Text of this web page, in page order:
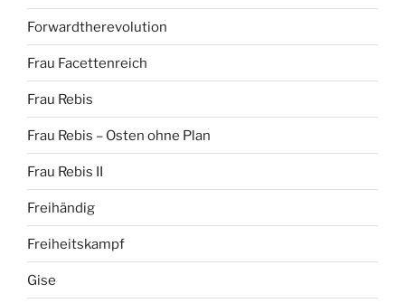
Forwardtherevolution
Frau Facettenreich
Frau Rebis
Frau Rebis – Osten ohne Plan
Frau Rebis II
Freihändig
Freiheitskampf
Gise